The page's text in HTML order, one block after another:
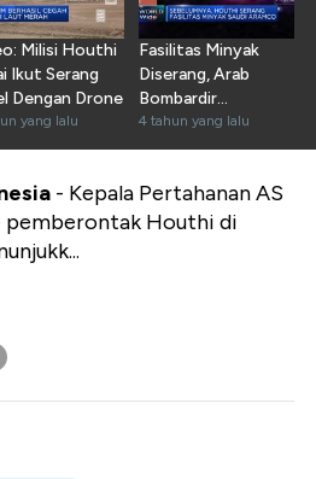
Milisi Houthi
Ikut Serang
Dengan Drone
yang lalu
Fasilitas Minyak
Diserang, Arab
Bombardir
Kelompok Houthi
4 tahun yang lalu
- Kepala Pertahanan AS
pemberontak Houthi di